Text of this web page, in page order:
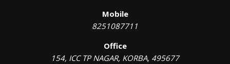
Mobile
8251087711
Office
154, ICC TP NAGAR, KORBA, 495677